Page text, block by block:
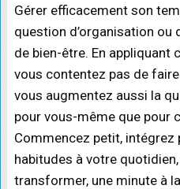
Gérer efficacement son
question d’organisation
de bien-être. En appliquant
vous contentez pas de
vous augmentez aussi la
pour vous-même que pour
Commencez petit,
habitudes à votre
transformer, une minute à